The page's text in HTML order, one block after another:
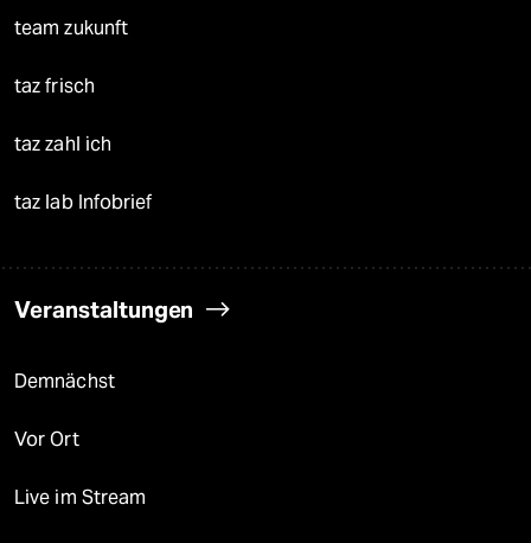
team zukunft
taz frisch
taz zahl ich
taz lab Infobrief
Veranstaltungen
Demnächst
Vor Ort
Live im Stream